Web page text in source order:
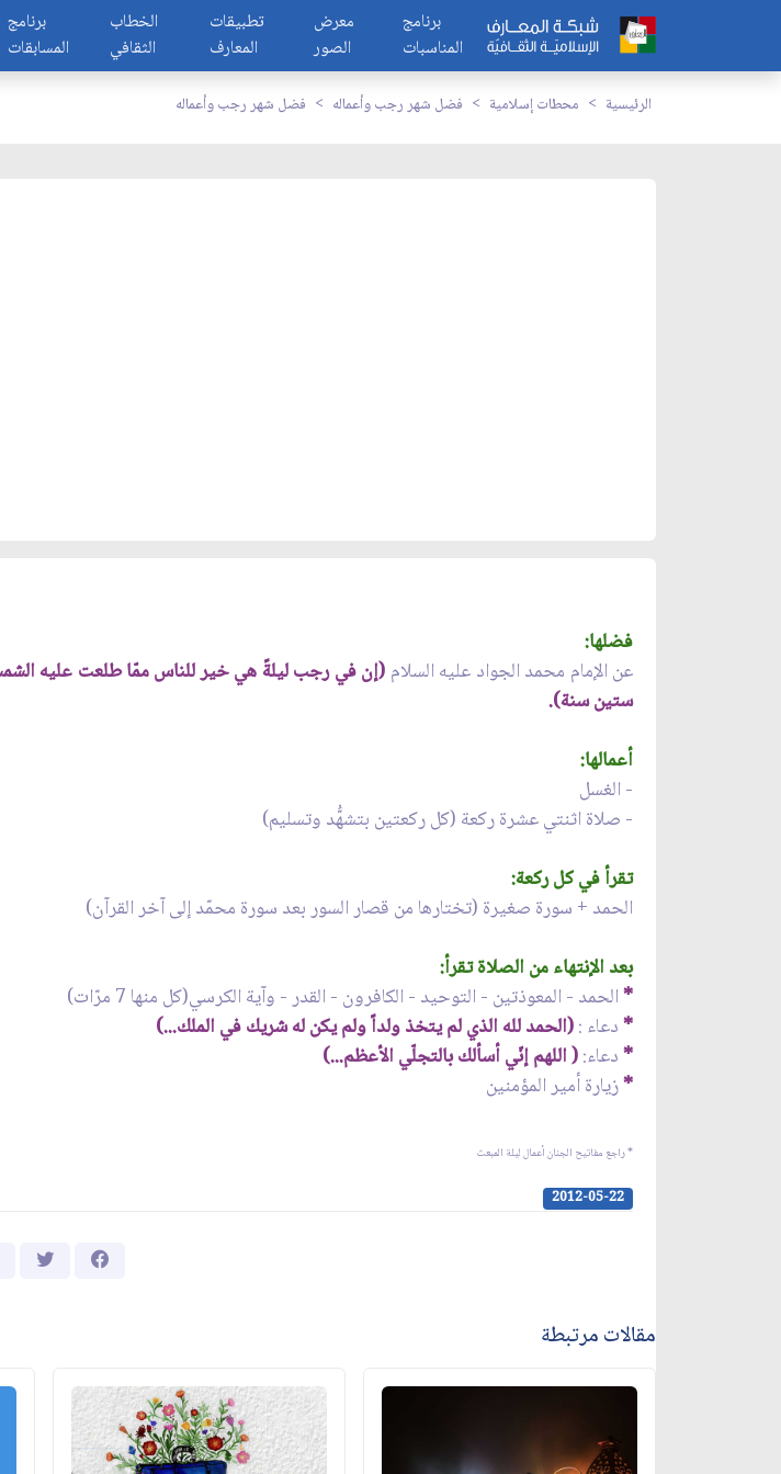
برنامج
المسابقات
الخطاب
الثقافي
تطبيقات
المعارف
معرض
الصور
برنامج
المناسبات
الرئيسية محطات إسلامية فضل شهر رجب وأعماله فضل شهر رجب وأعماله
فضلها:
عن الإمام محمد الجواد عليه السلام (إن في رجب ليلةً هي خير للناس ممّا طلعت عليه
ستين سنة).
أعمالها:
- الغسل
- صلاة اثنتي عشرة ركعة (كل ركعتين بتشهُّد وتسليم)
تقرأ في كل ركعة:
الحمد + سورة صغيرة (تختارها من قصار السور بعد سورة محمّد إلى آخر القرآن)
بعد الإنتهاء من الصلاة تقرأ:
*الحمد - المعوذتين - التوحيد - الكافرون - القدر - وآية الكرسي(كل منها 7 مرّات)
*دعاء :(الحمد لله الذي لم يتخذ ولداً ولم يكن له شريك في الملك...)
*دعاء:( اللهم إنّي أسألك بالتجلّي الأعظم...)
*زيارة أمير المؤمنين
* راجع مفاتيح الجنان أعمال ليلة المبعث
2012-05-22
مقالات مرتبطة